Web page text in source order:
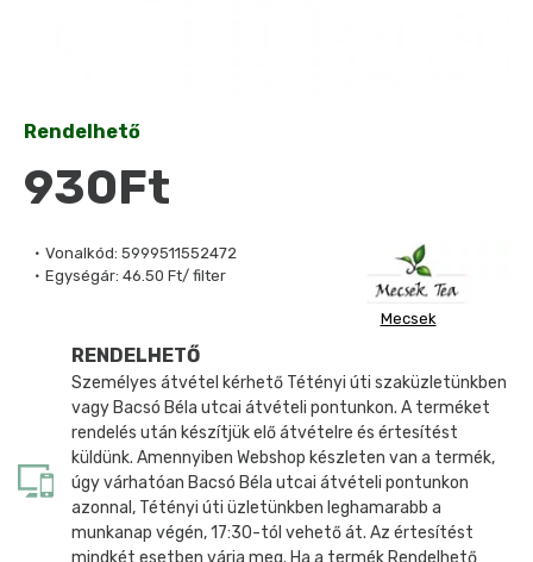
Vonalkód: 5999511552472
Egységár: 46.50 Ft/ filter
Mecsek
Rendelhető
930Ft
RENDELHETŐ
Személyes átvétel kérhető Tétényi úti szaküzletünkben
vagy Bacsó Béla utcai átvételi pontunkon. A terméket
rendelés után készítjük elő átvételre és értesítést
küldünk. Amennyiben Webshop készleten van a termék,
úgy várhatóan Bacsó Béla utcai átvételi pontunkon
azonnal, Tétényi úti üzletünkben leghamarabb a
munkanap végén, 17:30-tól vehető át. Az értesítést
mindkét esetben várja meg. Ha a termék Rendelhető